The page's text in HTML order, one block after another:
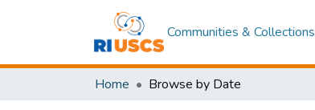
Communities & Collections
Home Browse by Date